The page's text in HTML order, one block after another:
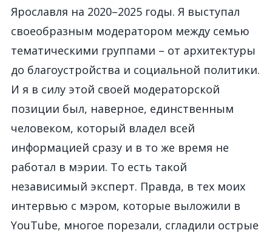
Ярославля на 2020–2025 годы. Я выступал
своеобразным модератором между семью
тематическими группами – от архитектуры
до благоустройства и социальной политики.
И я в силу этой своей модераторской
позиции был, наверное, единственным
человеком, который владел всей
информацией сразу и в то же время не
работал в мэрии. То есть такой
независимый эксперт. Правда, в тех моих
интервью с мэром, которые выложили в
YouTube, многое порезали, сгладили острые